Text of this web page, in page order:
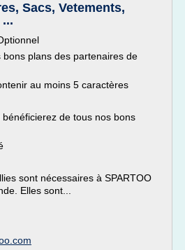
Sacs, Vetements,
plans des partenaires de
au moins 5 caractères
de tous nos bons
sont nécessaires à SPARTOO
Elles sont...